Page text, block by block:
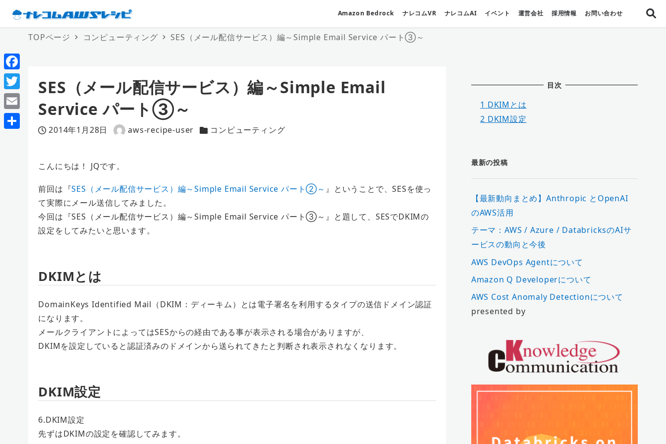
Amazon Bedrock ナレコムVR ナレコムAI イベント 運営会社 採用情報 お問い合わせ
TOPページ コンピューティング SES（メール配信サービス）編～Simple Email Service パート③～
SES（メール配信サービス）編～Simple Email
Service パート③～
投稿日
2014年1月28日
著
aws-recipe-user
カテゴリー
コンピューティング
こんにちは！ JQです。
前回は『SES（メール配信サービス）編～Simple Email Service パート②～ 』ということで、SESを使っ
て実際にメール送信してみました。
今回は『SES（メール配信サービス）編～Simple Email Service パート③～』と題して、SESでDKIMの
設定をしてみたいと思います。
DKIMとは
DomainKeys Identified Mail（DKIM：ディーキム）とは電子署名を利用するタイプの送信ドメイン認証
になります。
メールクライアントによってはSESからの経由である事が表示される場合がありますが、
DKIMを設定していると認証済みのドメインから送られてきたと判断され表示されなくなります。
DKIM設定
6.DKIM設定
先ずはDKIMの設定を確認してみます。
目次
1 DKIMとは
2 DKIM設定
最新の投稿
【最新動向まとめ】Anthropic とOpenAI
のAWS活用
テーマ：AWS / Azure / DatabricksのAIサ
ービスの動向と今後
AWS DevOps Agentについて
Amazon Q Developerについて
AWS Cost Anomaly Detectionについて
presented by
F
a
c
e
T
w
i
E